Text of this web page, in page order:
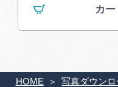
HOME 写真ダウンロ
カ